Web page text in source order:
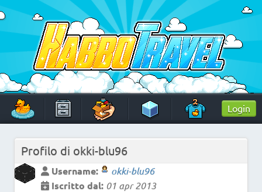
Skip
to
content
HabboTravel
Un viaggio di pixel!
Login
Profilo di okki-blu96
Username:
okki-blu96
Iscritto dal: 01 apr 2013